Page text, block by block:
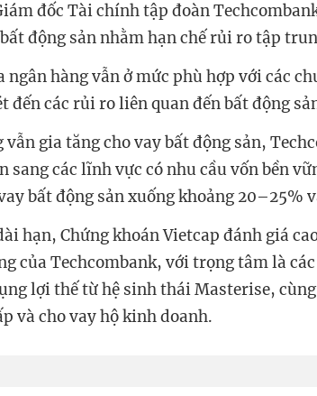
đốc Tài chính tập đoàn
động sản nhằm hạn chế rủi ro tập
hàng vẫn ở mức phù hợp với các
đến các rủi ro liên quan đến bất động
gia tăng cho vay bất động sản,
sang các lĩnh vực có nhu cầu vốn bền
bất động sản xuống khoảng 20–25%
hạn, Chứng khoán Vietcap đánh giá
của Techcombank, với trọng tâm là
lợi thế từ hệ sinh thái Masterise,
và cho vay hộ kinh doanh.